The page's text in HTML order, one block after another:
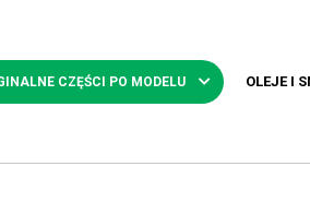
CZĘŚCI PO MODELU OLEJE I